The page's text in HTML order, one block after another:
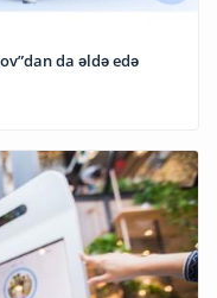
da əldə edə